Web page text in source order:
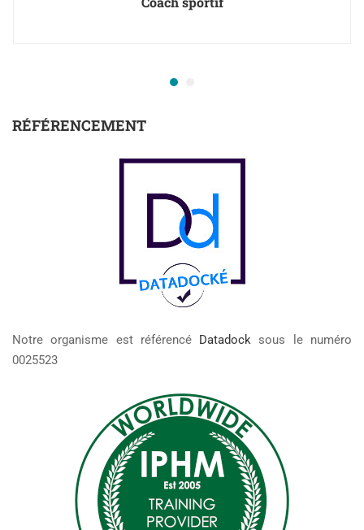
RÉFÉRENCEMENT
Notre organisme est référencé Datadock sous le numéro
0025523